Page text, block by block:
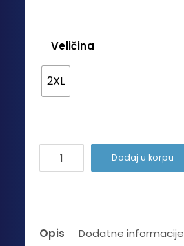
Veličina
2XL
Newspaper
Dodaj u korpu
Opis
Dodatne informacije